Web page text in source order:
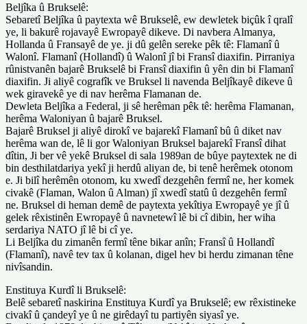
Beljîka û Brukselê:
Sebaretî Beljîka û paytexta wê Brukselê, ew dewletek biçûk î qralî
ye, li bakurê rojavayê Ewropayê dikeve. Di navbera Almanya,
Hollanda û Fransayê de ye. ji dû gelên sereke pêk tê: Flamanî û
Walonî. Flamanî (Hollandî) û Walonî jî bi Fransî diaxifin. Pirraniya
rûnistvanên bajarê Brukselê bi Fransî diaxifin û yên din bi Flamanî
diaxifin. Ji aliyê cografîk ve Bruksel li navenda Beljîkayê dikeve û
wek giravekê ye di nav herêma Flamanan de.
Dewleta Beljîka a Federal, ji sê herêman pêk tê: herêma Flamanan,
herêma Waloniyan û bajarê Bruksel.
Bajarê Bruksel ji aliyê dirokî ve bajarekî Flamanî bû û diket nav
herêma wan de, lê li gor Waloniyan Bruksel bajarekî Fransî dihat
dîtin, Ji ber vê yekê Bruksel di sala 1989an de bûye paytextek ne di
bin desthilatdariya yekî ji herdû aliyan de, bi tenê herêmek otonom
e. Ji bilî herêmên otonom, ku xwedî dezgehên fermî ne, her komek
civakê (Flaman, Walon û Alman) jî xwedî statû û dezgehên fermî
ne. Bruksel di heman demê de paytexta yekîtiya Ewropayê ye jî û
gelek rêxistinên Ewropayê û navnetewî lê bi cî dibin, her wiha
serdariya NATO jî lê bi cî ye.
Li Beljîka du zimanên fermî têne bikar anîn; Fransî û Hollandî
(Flamanî), navê tev tax û kolanan, digel hev bi herdu zimanan têne
nivîsandin.
Enstituya Kurdî li Brukselê:
Belê sebaretî naskirina Enstituya Kurdî ya Brukselê; ew rêxistineke
civakî û çandeyî ye û ne girêdayî tu partiyên siyasî ye.